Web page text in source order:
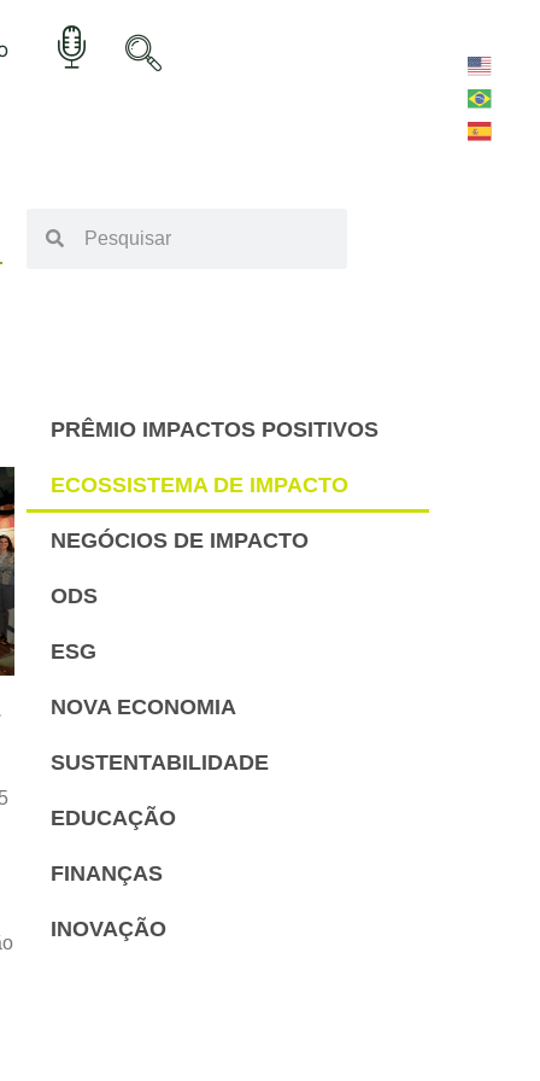
PRÊMIO IMPACTOS POSITIVOS
ECOSSISTEMA DE IMPACTO
NEGÓCIOS DE IMPACTO
ODS
ESG
NOVA ECONOMIA
SUSTENTABILIDADE
EDUCAÇÃO
FINANÇAS
INOVAÇÃO